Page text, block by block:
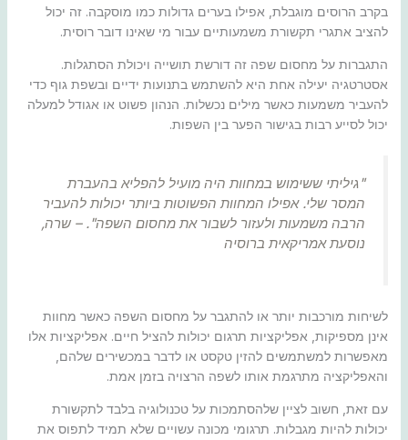
בקרב הרוסים מוגבלת, אפילו בערים גדולות כמו מוסקבה. זה יכול
להציב אתגרי תקשורת משמעותיים עבור מי שאינו דובר רוסית.
התגברות על מחסום שפה זה דורשת תושייה ויכולת הסתגלות.
אסטרטגיה יעילה אחת היא להשתמש בתנועות ידיים ובשפת גוף כדי
להעביר משמעות כאשר מילים נכשלות. הנהון פשוט או אגודל למעלה
יכול לסייע רבות בגישור הפער בין השפות.
"גיליתי ששימוש במחוות היה מועיל להפליא בהעברת
המסר שלי. אפילו המחוות הפשוטות ביותר יכולות להעביר
הרבה משמעות ולעזור לשבור את מחסום השפה". – שרה,
נוסעת אמריקאית ברוסיה
לשיחות מורכבות יותר או להתגבר על מחסום השפה כאשר מחוות
אינן מספיקות, אפליקציות תרגום יכולות להציל חיים. אפליקציות אלו
מאפשרות למשתמשים להזין טקסט או לדבר במכשירים שלהם,
והאפליקציה מתרגמת אותו לשפה הרצויה בזמן אמת.
עם זאת, חשוב לציין שלהסתמכות על טכנולוגיה בלבד לתקשורת
יכולות להיות מגבלות. תרגומי מכונה עשויים שלא תמיד לתפוס את